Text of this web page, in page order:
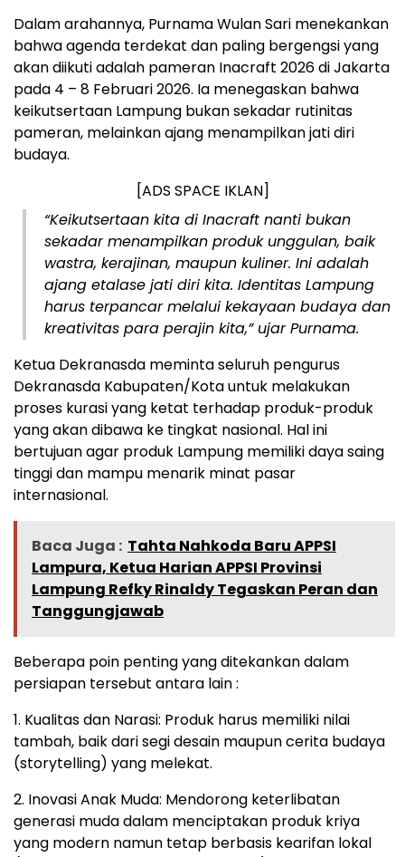
Dalam arahannya, Purnama Wulan Sari menekankan
bahwa agenda terdekat dan paling bergengsi yang
akan diikuti adalah pameran Inacraft 2026 di Jakarta
pada 4 – 8 Februari 2026. Ia menegaskan bahwa
keikutsertaan Lampung bukan sekadar rutinitas
pameran, melainkan ajang menampilkan jati diri
budaya.
[ADS SPACE IKLAN]
“Keikutsertaan kita di Inacraft nanti bukan
sekadar menampilkan produk unggulan, baik
wastra, kerajinan, maupun kuliner. Ini adalah
ajang etalase jati diri kita. Identitas Lampung
harus terpancar melalui kekayaan budaya dan
kreativitas para perajin kita,” ujar Purnama.
Ketua Dekranasda meminta seluruh pengurus
Dekranasda Kabupaten/Kota untuk melakukan
proses kurasi yang ketat terhadap produk-produk
yang akan dibawa ke tingkat nasional. Hal ini
bertujuan agar produk Lampung memiliki daya saing
tinggi dan mampu menarik minat pasar
internasional.
Baca Juga : Tahta Nahkoda Baru APPSI
Lampura, Ketua Harian APPSI Provinsi
Lampung Refky Rinaldy Tegaskan Peran dan
Tanggungjawab
Beberapa poin penting yang ditekankan dalam
persiapan tersebut antara lain :
1. Kualitas dan Narasi: Produk harus memiliki nilai
tambah, baik dari segi desain maupun cerita budaya
(storytelling) yang melekat.
2. Inovasi Anak Muda: Mendorong keterlibatan
generasi muda dalam menciptakan produk kriya
yang modern namun tetap berbasis kearifan lokal